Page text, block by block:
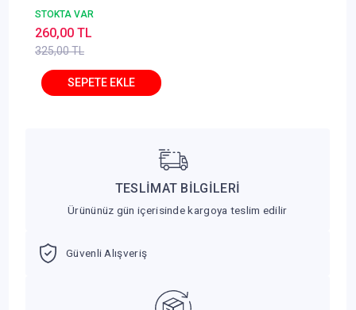
Yayınları
STOKTA VAR
325,00 TL
260,00 TL
TESLİMAT BİLGİLERİ
Ürününüz gün içerisinde kargoya teslim edilir
Güvenli Alışveriş